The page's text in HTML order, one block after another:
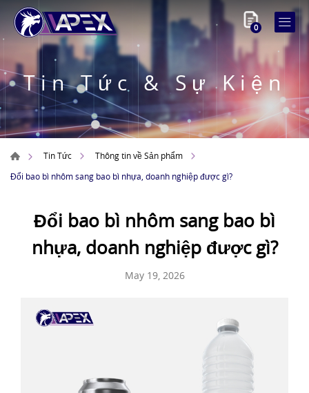
0
Tin Tức & Sự Kiện
Tin Tức
Thông tin về Sản phẩm
Đổi bao bì nhôm sang bao bì nhựa, doanh nghiệp được gì?
Đổi bao bì nhôm sang bao bì
nhựa, doanh nghiệp được gì?
May 19, 2026